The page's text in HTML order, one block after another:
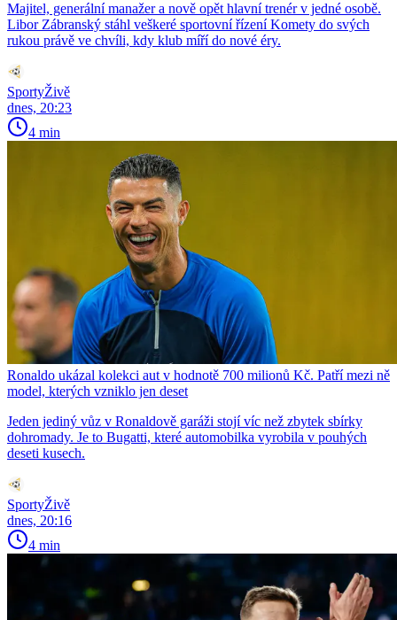
Majitel, generální manažer a nově opět hlavní trenér v jedné osobě.
Libor Zábranský stáhl veškeré sportovní řízení Komety do svých
rukou právě ve chvíli, kdy klub míří do nové éry.
SportyŽivě
dnes, 20:23
4 min
Ronaldo ukázal kolekci aut v hodnotě 700 milionů Kč. Patří mezi ně
model, kterých vzniklo jen deset
Jeden jediný vůz v Ronaldově garáži stojí víc než zbytek sbírky
dohromady. Je to Bugatti, které automobilka vyrobila v pouhých
deseti kusech.
SportyŽivě
dnes, 20:16
4 min